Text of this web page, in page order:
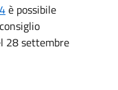
è possibile
28 settembre